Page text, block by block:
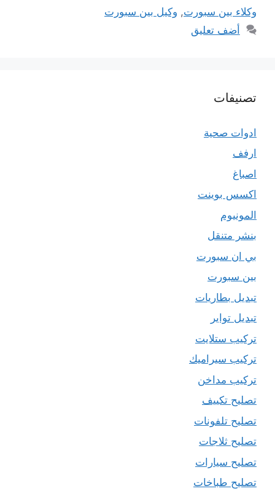
وكلاء بين سبورت, وكيل بين سبورت
أضف تعليق
تصنيفات
ادوات صحية
ارفف
اصباغ
اكسس بوينت
المونيوم
بنشر متنقل
بي ان سبورت
بين سبورت
تبديل بطاريات
تبديل تواير
تركيب ستلايت
تركيب سيراميك
تركيب مداخن
تصليح تكييف
تصليح تلفونات
تصليح ثلاجات
تصليح سيارات
تصليح طباخات